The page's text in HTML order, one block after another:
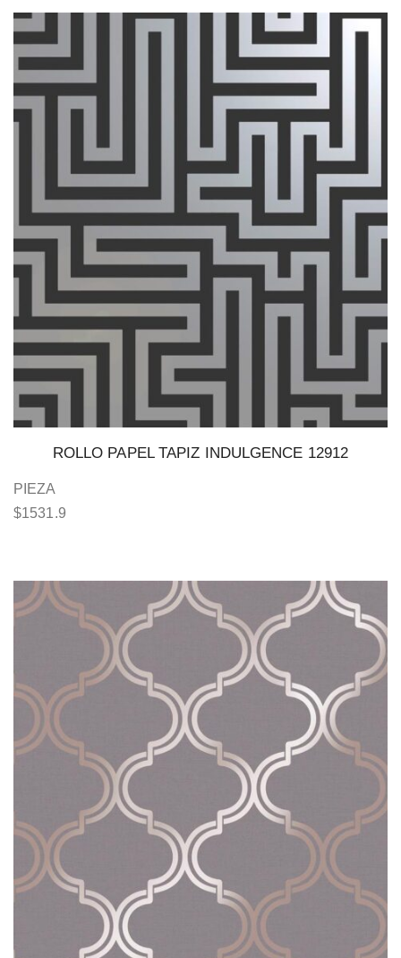
ROLLO PAPEL TAPIZ INDULGENCE 12912
PIEZA
$1531.9